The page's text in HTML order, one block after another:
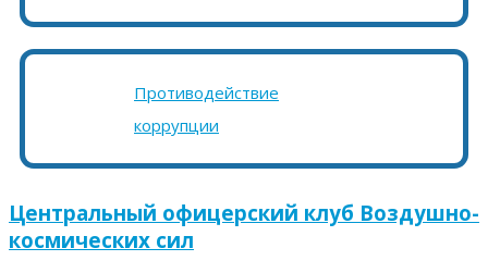
Противодействие
коррупции
Центральный офицерский клуб Воздушно-
космических сил